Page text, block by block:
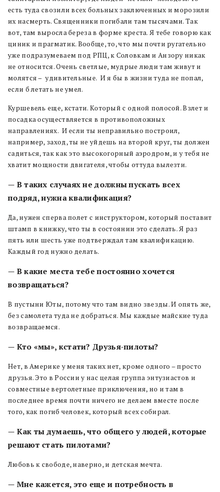
есть туда свозили всех больных заключенных и морозили
их насмерть. Священники погибали там тысячами. Так
вот, там выросла береза в форме креста. Я тебе говорю как
циник и прагматик. Вообще, то, что мы почти ругательно
уже подразумеваем под РПЦ, к Соловкам и Анзору никак
не относится. Очень светлые, мудрые люди там живут и
молятся – удивительные. И я бы в жизни туда не попал,
если б летать не умел.
Куршевель еще, кстати. Который с одной полосой. Взлет и
посадка осуществляется в противоположных
направлениях. И если ты неправильно построил,
например, заход, ты не уйдешь на второй круг, ты должен
садиться, так как это высокогорный аэродром, и у тебя не
хватит мощности двигателя, чтобы оттуда вылезти.
— В таких случаях не должны пускать всех
подряд, нужна квалификация?
Да, нужен сперва полет с инструктором, который поставит
штамп в книжку, что ты в состоянии это сделать. Я раз
пять или шесть уже подтверждал там квалификацию.
Каждый год нужно делать.
— В какие места тебе постоянно хочется
возвращаться?
В пустыни Юты, потому что там видно звезды. И опять же,
без самолета туда не добраться. Мы каждые майские туда
возвращаемся.
— Кто «мы», кстати? Друзья-пилоты?
Нет, в Америке у меня таких нет, кроме одного – просто
друзья. Это в России у нас целая группа энтузиастов и
совместные вертолетные приключения, но и там в
последнее время почти ничего не делаем вместе после
того, как погиб человек, который всех собирал.
— Как ты думаешь, что общего у людей, которые
решают стать пилотами?
Любовь к свободе, наверно, и детская мечта.
— Мне кажется, это еще и потребность в